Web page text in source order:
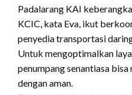
Padalarang KAI
KCIC, kata Eva, ikut
penyedia transportasi
Untuk mengoptimalkan
penumpang senantiasa
dengan aman.